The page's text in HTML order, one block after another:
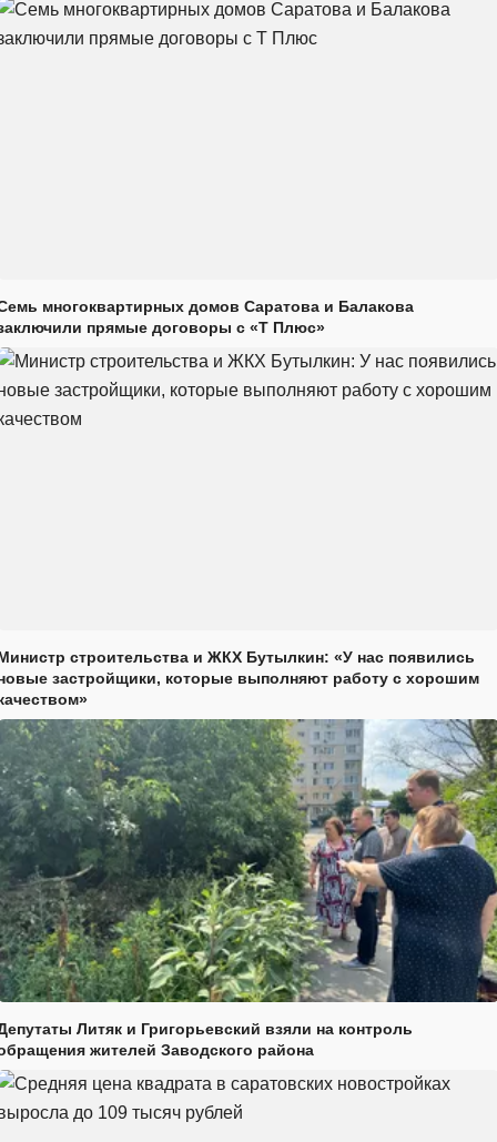
многоквартирных домов Саратова и Балакова
прямые договоры с «Т Плюс»
строительства и ЖКХ Бутылкин: «У нас появились
застройщики, которые выполняют работу с хорошим
Литяк и Григорьевский взяли на контроль
жителей Заводского района